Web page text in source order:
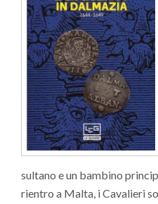
sultano e un bambino
rientro a Malta, i Cavalieri